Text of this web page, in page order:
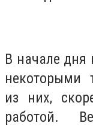
В начале дня
некоторыми
из них,
работой.